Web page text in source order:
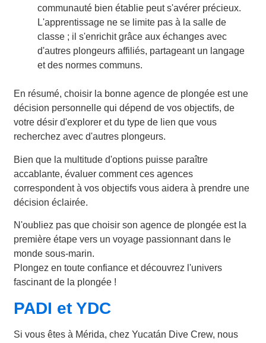
communauté bien établie peut s'avérer précieux.
L'apprentissage ne se limite pas à la salle de
classe ; il s'enrichit grâce aux échanges avec
d'autres plongeurs affiliés, partageant un langage
et des normes communs.
En résumé, choisir la bonne agence de plongée est une
décision personnelle qui dépend de vos objectifs, de
votre désir d'explorer et du type de lien que vous
recherchez avec d'autres plongeurs.
Bien que la multitude d'options puisse paraître
accablante, évaluer comment ces agences
correspondent à vos objectifs vous aidera à prendre une
décision éclairée.
N'oubliez pas que choisir son agence de plongée est la
première étape vers un voyage passionnant dans le
monde sous-marin.
Plongez en toute confiance et découvrez l'univers
fascinant de la plongée !
PADI et YDC
Si vous êtes à Mérida, chez Yucatán Dive Crew, nous